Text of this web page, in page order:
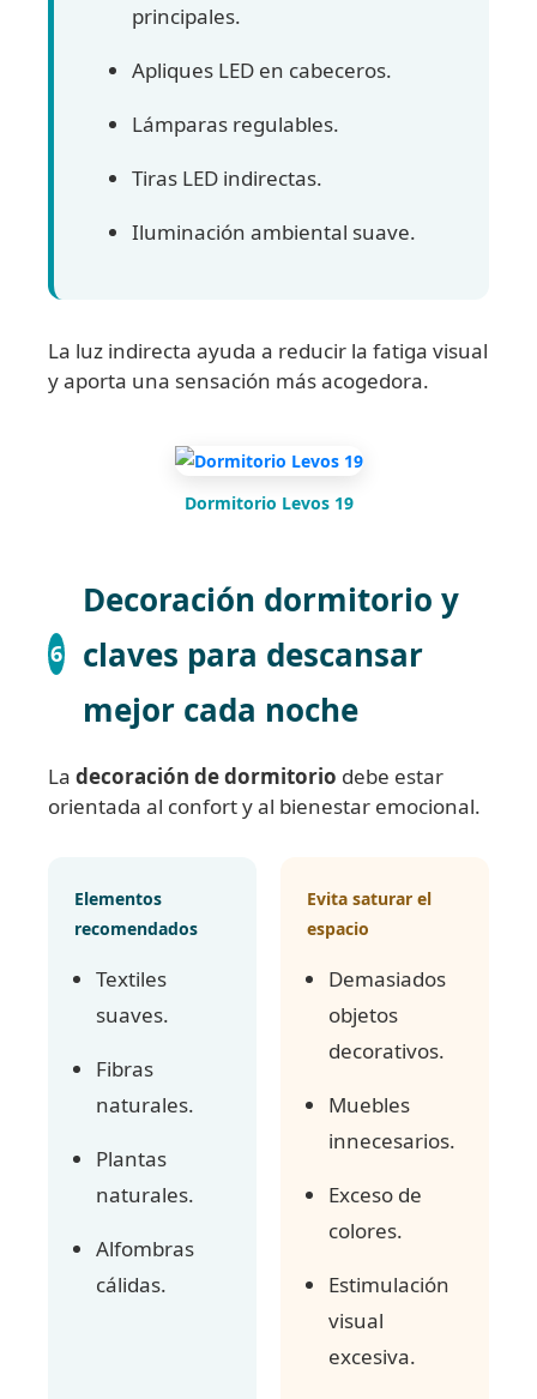
principales.
Apliques LED en cabeceros.
Lámparas regulables.
Tiras LED indirectas.
Iluminación ambiental suave.
La luz indirecta ayuda a reducir la fatiga visual
y aporta una sensación más acogedora.
Dormitorio Levos 19
6
Decoración dormitorio y
claves para descansar
mejor cada noche
La decoración de dormitorio debe estar
orientada al confort y al bienestar emocional.
Elementos
recomendados
Textiles
suaves.
Fibras
naturales.
Plantas
naturales.
Alfombras
cálidas.
Evita saturar el
espacio
Demasiados
objetos
decorativos.
Muebles
innecesarios.
Exceso de
colores.
Estimulación
visual
excesiva.